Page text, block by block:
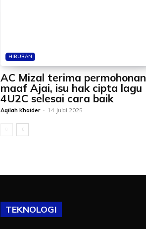
HIBURAN
AC Mizal terima permohonan
maaf Ajai, isu hak cipta lagu
4U2C selesai cara baik
Aqilah Khaider - 14 Julai 2025
TEKNOLOGI